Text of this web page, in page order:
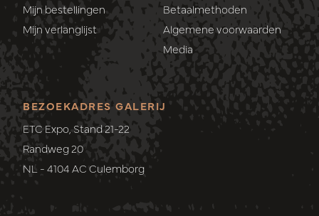
Mijn bestellingen
Mijn verlanglijst
Betaalmethoden
Algemene voorwaarden
Media
BEZOEKADRES GALERIJ
ETC Expo, Stand 21-22
Randweg 20
NL - 4104 AC Culemborg